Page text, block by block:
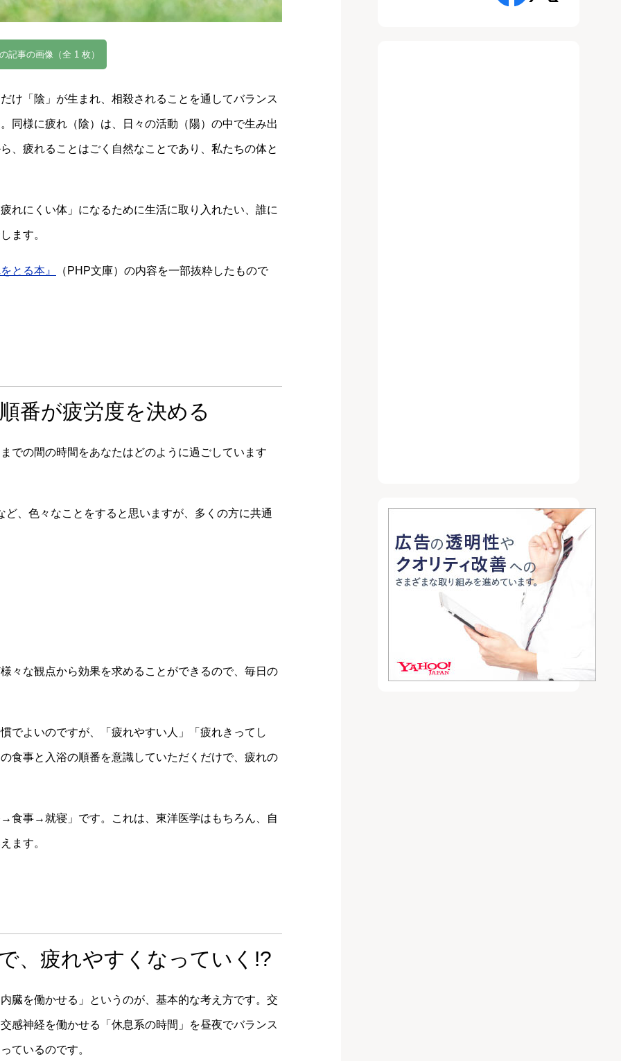
記事の画像（全 1 枚）
け「陰」が生まれ、相殺されることを通してバランス
同様に疲れ（陰）は、日々の活動（陽）の中で生み出
、疲れることはごく自然なことであり、私たちの体と
れにくい体」になるために生活に取り入れたい、誰に
ます。
とる本』 （PHP文庫）の内容を一部抜粋したもので
番が疲労度を決める
での間の時間をあなたはどのように過ごしています
、色々なことをすると思いますが、多くの方に共通
々な観点から効果を求めることができるので、毎日の
でよいのですが、「疲れやすい人」「疲れきってし
食事と入浴の順番を意識していただくだけで、疲れの
食事→就寝」です。これは、東洋医学はもちろん、自
ます。
、疲れやすくなっていく!?
臓を働かせる」というのが、基本的な考え方です。交
感神経を働かせる「休息系の時間」を昼夜でバランス
ているのです。